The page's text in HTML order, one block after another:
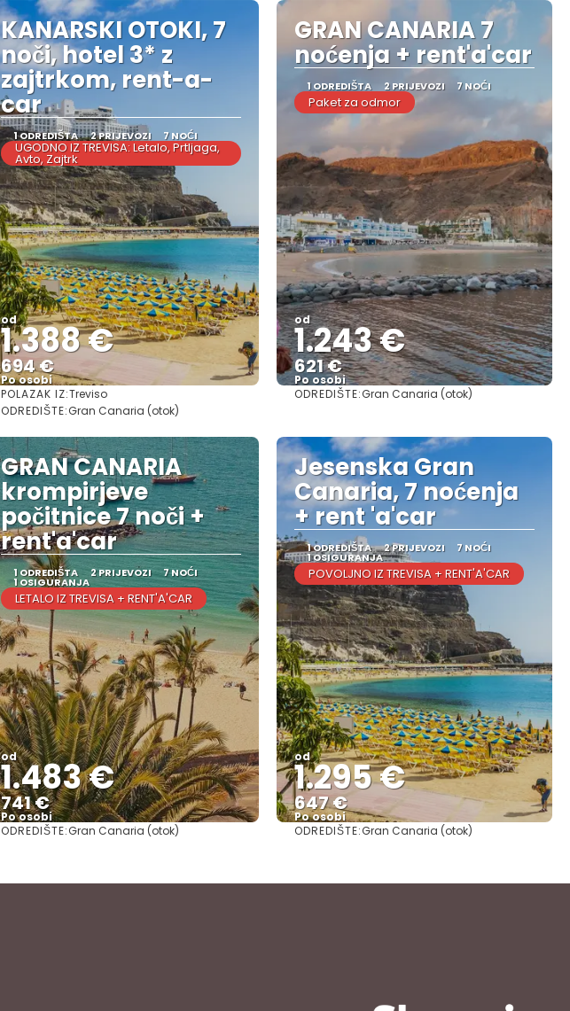
KANARSKI OTOKI, 7
noči, hotel 3* z
zajtrkom, rent-a-
car
1 ODREDIŠTA 2 PRIJEVOZI 7 NOĆI
UGODNO IZ TREVISA: Letalo, Prtljaga,
Avto, Zajtrk
od
1.388 €
694 €
Po osobi
Vidjeti
POLAZAK IZ:Treviso
ODREDIŠTE:Gran Canaria (otok)
GRAN CANARIA 7
noćenja + rent'a'car
1 ODREDIŠTA 2 PRIJEVOZI 7 NOĆI
Paket za odmor
od
1.243 €
621 €
Po osobi
Vidjeti
ODREDIŠTE:Gran Canaria (otok)
GRAN CANARIA
krompirjeve
počitnice 7 noči +
rent'a'car
1 ODREDIŠTA 2 PRIJEVOZI 7 NOĆI
1 OSIGURANJA
LETALO IZ TREVISA + RENT'A'CAR
od
1.483 €
741 €
Po osobi
Vidjeti
ODREDIŠTE:Gran Canaria (otok)
Jesenska Gran
Canaria, 7 noćenja
+ rent 'a'car
1 ODREDIŠTA 2 PRIJEVOZI 7 NOĆI
1 OSIGURANJA
POVOLJNO IZ TREVISA + RENT'A'CAR
od
1.295 €
647 €
Po osobi
Vidjeti
ODREDIŠTE:Gran Canaria (otok)